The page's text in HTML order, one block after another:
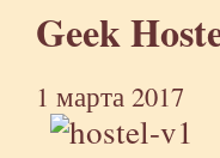
Geek
1 марта 2017